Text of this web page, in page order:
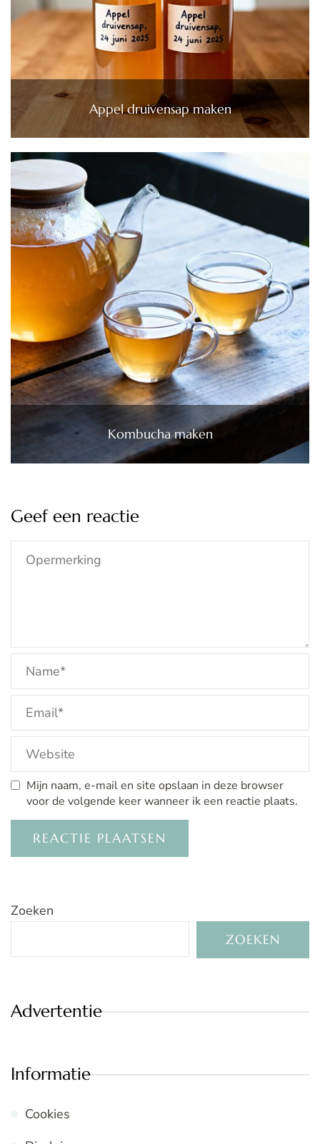
Appel druivensap maken
Kombucha maken
Geef een reactie
Mijn naam, e-mail en site opslaan in deze browser
voor de volgende keer wanneer ik een reactie plaats.
Zoeken
ZOEKEN
Advertentie
Informatie
Cookies